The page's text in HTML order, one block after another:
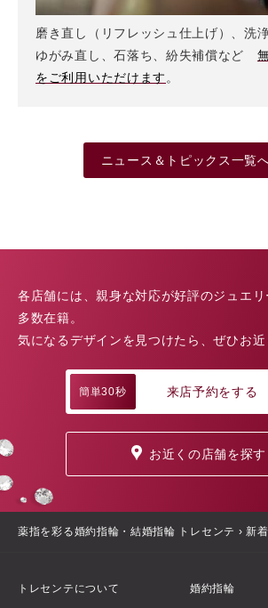
磨き直し（リフレッシュ仕上げ）、洗
ゆがみ直し、石落ち、紛失補償など
をご利用いただけます 。
ニュース＆トピックス一覧
各店舗には、親身な対応が好評のジュエ
多数在籍。
気になるデザインを見つけたら、ぜひお近
簡単30秒 来店予約をする
お近くの店舗を探す
薬指を彩る婚約指輪・結婚指輪 トレセンテ › 新
トレセンテについて 婚約指輪